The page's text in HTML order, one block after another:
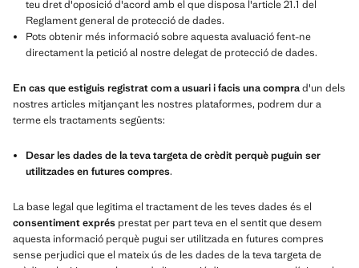
teu dret d'oposició d'acord amb el que disposa l'article 21.1 del
Reglament general de protecció de dades.
Pots obtenir més informació sobre aquesta avaluació fent-ne
directament la petició al nostre delegat de protecció de dades.
En cas que estiguis registrat com a usuari i facis una comprad'un dels
nostres articles mitjançant les nostres plataformes, podrem dur a
terme els tractaments següents:
Desar les dades de la teva targeta de crèdit perquè puguin ser
utilitzades en futures compres.
La base legal que legitima el tractament de les teves dades és el
consentiment exprés prestat per part teva en el sentit que desem
aquesta informació perquè pugui ser utilitzada en futures compres
sense perjudici que el mateix ús de les dades de la teva targeta de